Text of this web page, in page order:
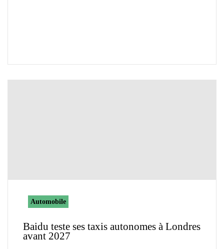
Automobile
Baidu teste ses taxis autonomes à Londres
avant 2027